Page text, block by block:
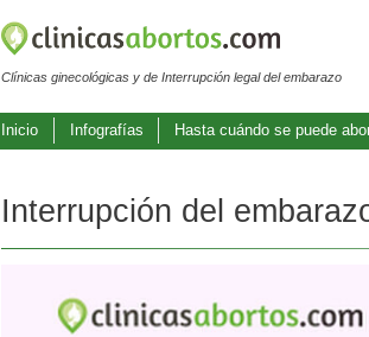
Clínicas ginecológicas y de Interrupción legal del embarazo
Inicio Infografías Hasta cuándo se puede
Interrupción del